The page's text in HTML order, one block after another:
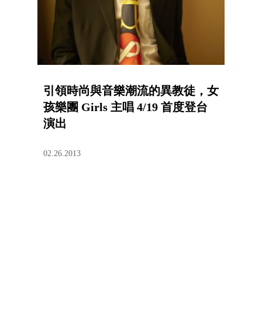
引領時尚與音樂潮流的異教徒，女
孩樂團 Girls 主唱 4/19 首度登台
演出
02.26.2013